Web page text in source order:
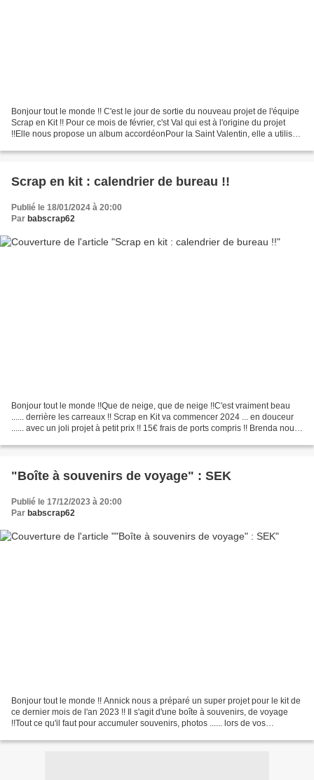
Bonjour tout le monde !! C'est le jour de sortie du nouveau projet de l'équipe
Scrap en Kit !! Pour ce mois de février, c'st Val qui est à l'origine du projet
!!Elle nous propose un album accordéonPour la Saint Valentin, elle a utilisé
Scrap en kit : calendrier de bureau !!
Publié le 18/01/2024 à 20:00
Par babscrap62
Bonjour tout le monde !!Que de neige, que de neige !!C'est vraiment beau
...... derrière les carreaux !! Scrap en Kit va commencer 2024 ... en douceur
...... avec un joli projet à petit prix !! 15€ frais de ports compris !! Brenda nous
"Boîte à souvenirs de voyage" : SEK
Publié le 17/12/2023 à 20:00
Par babscrap62
Bonjour tout le monde !! Annick nous a préparé un super projet pour le kit de
ce dernier mois de l'an 2023 !! Il s'agit d'une boîte à souvenirs, de voyage
!!Tout ce qu'il faut pour accumuler souvenirs, photos ...... lors de vos